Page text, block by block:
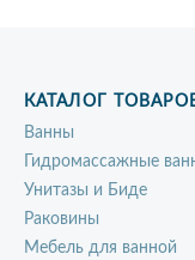
КАТАЛОГ
Ванны
Гидромассажные
Унитазы и Биде
Раковины
Мебель для ванной